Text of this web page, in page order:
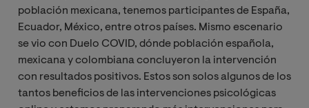
población mexicana, tenemos participantes de España,
Ecuador, México, entre otros países. Mismo escenario
se vio con Duelo COVID, dónde población española,
mexicana y colombiana concluyeron la intervención
con resultados positivos. Estos son solos algunos de los
tantos beneficios de las intervenciones psicológicas